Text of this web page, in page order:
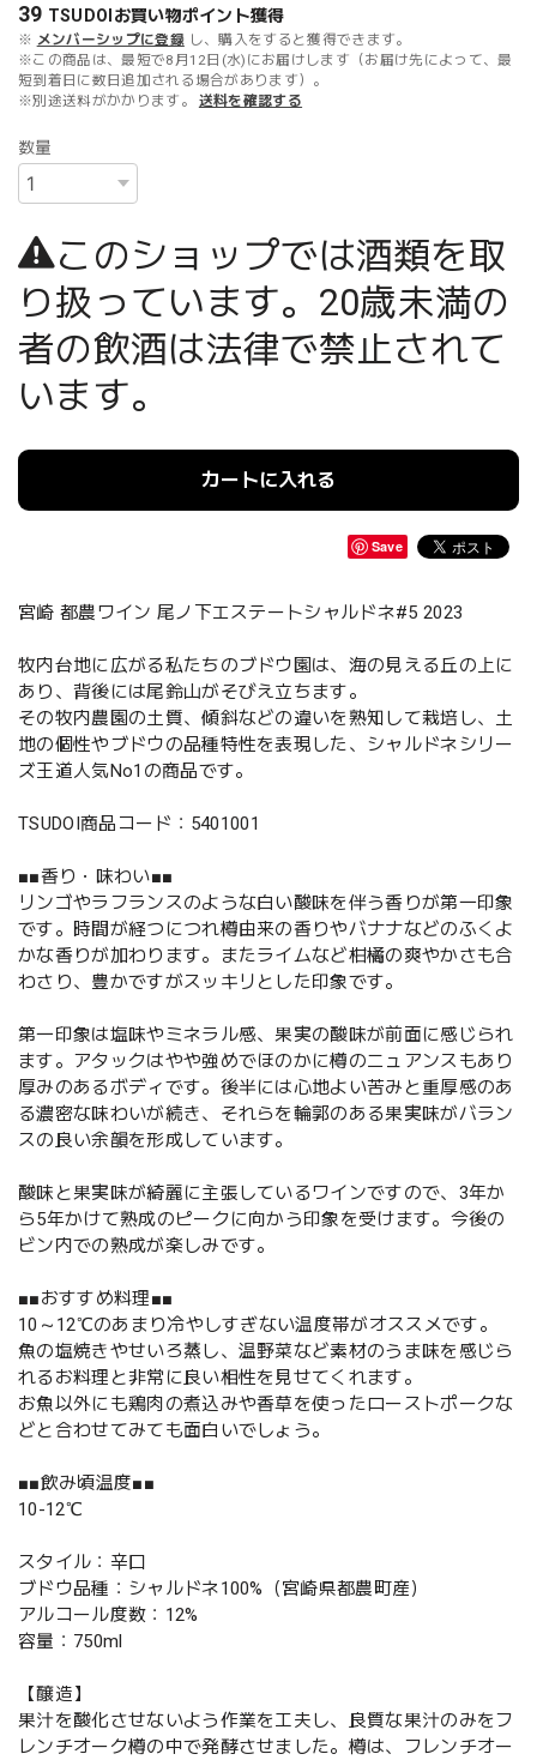
39 TSUDOIお買い物ポイント獲得
※ メンバーシップに登録 し、購入をすると獲得できます。
※この商品は、最短で8月12日(水)にお届けします（お届け先によって、最
短到着日に数日追加される場合があります）。
※別途送料がかかります。
送料を確認する
数量
このショップでは酒類を取
り扱っています。20歳未満の
者の飲酒は法律で禁止されて
います。
カートに入れる
Save
宮崎 都農ワイン 尾ノ下エステートシャルドネ#5 2023
牧内台地に広がる私たちのブドウ園は、海の見える丘の上に
あり、背後には尾鈴山がそびえ立ちます。
その牧内農園の土質、傾斜などの違いを熟知して栽培し、土
地の個性やブドウの品種特性を表現した、シャルドネシリー
ズ王道人気No1の商品です。
TSUDOI商品コード：5401001
■■香り・味わい■■
リンゴやラフランスのような白い酸味を伴う香りが第一印象
です。時間が経つにつれ樽由来の香りやバナナなどのふくよ
かな香りが加わります。またライムなど柑橘の爽やかさも合
わさり、豊かですがスッキリとした印象です。
第一印象は塩味やミネラル感、果実の酸味が前面に感じられ
ます。アタックはやや強めでほのかに樽のニュアンスもあり
厚みのあるボディです。後半には心地よい苦みと重厚感のあ
る濃密な味わいが続き、それらを輪郭のある果実味がバラン
スの良い余韻を形成しています。
酸味と果実味が綺麗に主張しているワインですので、3年か
ら5年かけて熟成のピークに向かう印象を受けます。今後の
ビン内での熟成が楽しみです。
■■おすすめ料理■■
10～12℃のあまり冷やしすぎない温度帯がオススメです。
魚の塩焼きやせいろ蒸し、温野菜など素材のうま味を感じら
れるお料理と非常に良い相性を見せてくれます。
お魚以外にも鶏肉の煮込みや香草を使ったローストポークな
どと合わせてみても面白いでしょう。
■■飲み頃温度■■
10-12℃
スタイル：辛口
ブドウ品種：シャルドネ100%（宮崎県都農町産）
アルコール度数：12%
容量：750ml
【醸造】
果汁を酸化させないよう作業を工夫し、良質な果汁のみをフ
レンチオーク樽の中で発酵させました。樽は、フレンチオー